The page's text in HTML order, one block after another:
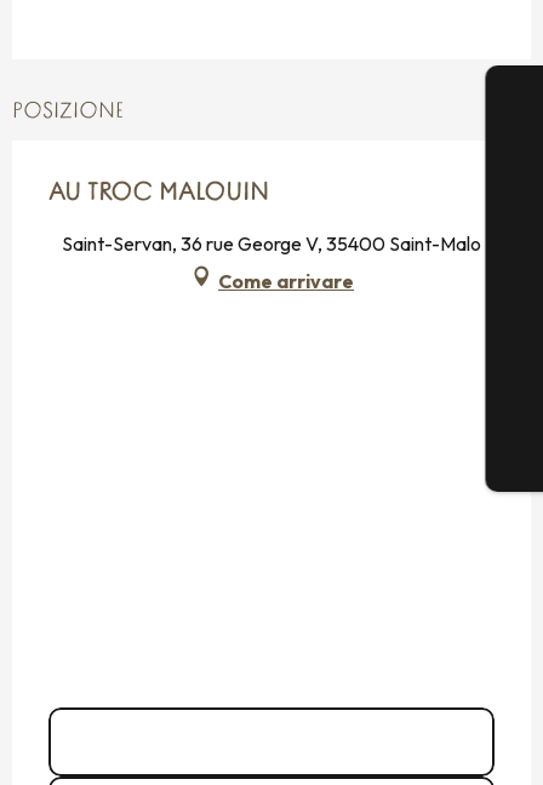
POSIZIONE
AU TROC MALOUIN
Saint-Servan, 36 rue George V, 35400 Saint-Malo
Come arrivare